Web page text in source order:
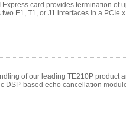
Express card provides termination of
E1, T1, or J1 interfaces in a PCIe
of our leading TE210P product
DSP-based echo cancellation